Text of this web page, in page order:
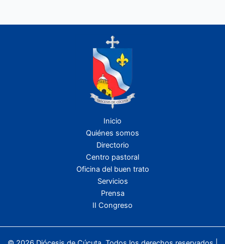
Inicio
Quiénes somos
Directorio
Centro pastoral
Oficina del buen trato
Servicios
Prensa
II Congreso